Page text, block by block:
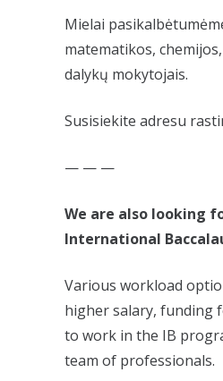
Mielai
matematikos,
dalykų mokytojais.
Susisiekite adresu
— — —
We are also looking
International
Various workload
higher salary, funding
to work in the IB
team of professionals.